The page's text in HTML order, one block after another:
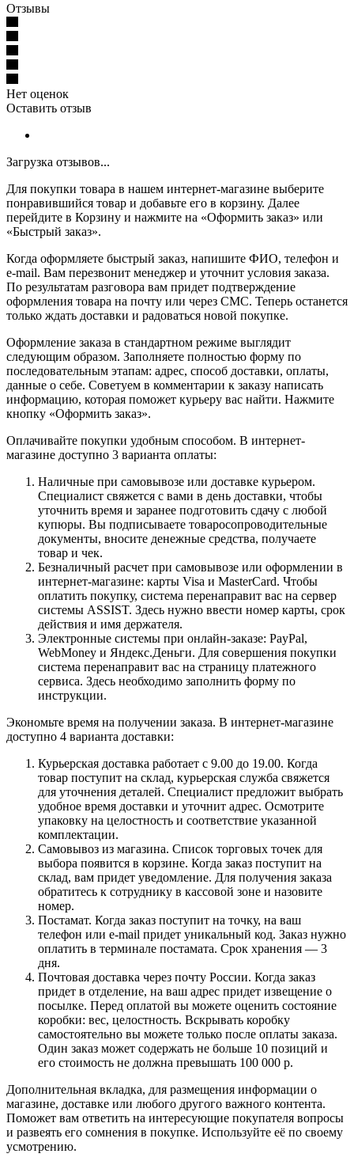
Отзывы
Нет оценок
Оставить отзыв
Загрузка отзывов...
Для покупки товара в нашем интернет-магазине выберите
понравившийся товар и добавьте его в корзину. Далее
перейдите в Корзину и нажмите на «Оформить заказ» или
«Быстрый заказ».
Когда оформляете быстрый заказ, напишите ФИО, телефон и
e-mail. Вам перезвонит менеджер и уточнит условия заказа.
По результатам разговора вам придет подтверждение
оформления товара на почту или через СМС. Теперь останется
только ждать доставки и радоваться новой покупке.
Оформление заказа в стандартном режиме выглядит
следующим образом. Заполняете полностью форму по
последовательным этапам: адрес, способ доставки, оплаты,
данные о себе. Советуем в комментарии к заказу написать
информацию, которая поможет курьеру вас найти. Нажмите
кнопку «Оформить заказ».
Оплачивайте покупки удобным способом. В интернет-
магазине доступно 3 варианта оплаты:
Наличные при самовывозе или доставке курьером.
Специалист свяжется с вами в день доставки, чтобы
уточнить время и заранее подготовить сдачу с любой
купюры. Вы подписываете товаросопроводительные
документы, вносите денежные средства, получаете
товар и чек.
Безналичный расчет при самовывозе или оформлении в
интернет-магазине: карты Visa и MasterCard. Чтобы
оплатить покупку, система перенаправит вас на сервер
системы ASSIST. Здесь нужно ввести номер карты, срок
действия и имя держателя.
Электронные системы при онлайн-заказе: PayPal,
WebMoney и Яндекс.Деньги. Для совершения покупки
система перенаправит вас на страницу платежного
сервиса. Здесь необходимо заполнить форму по
инструкции.
Экономьте время на получении заказа. В интернет-магазине
доступно 4 варианта доставки:
Курьерская доставка работает с 9.00 до 19.00. Когда
товар поступит на склад, курьерская служба свяжется
для уточнения деталей. Специалист предложит выбрать
удобное время доставки и уточнит адрес. Осмотрите
упаковку на целостность и соответствие указанной
комплектации.
Самовывоз из магазина. Список торговых точек для
выбора появится в корзине. Когда заказ поступит на
склад, вам придет уведомление. Для получения заказа
обратитесь к сотруднику в кассовой зоне и назовите
номер.
Постамат. Когда заказ поступит на точку, на ваш
телефон или e-mail придет уникальный код. Заказ нужно
оплатить в терминале постамата. Срок хранения — 3
дня.
Почтовая доставка через почту России. Когда заказ
придет в отделение, на ваш адрес придет извещение о
посылке. Перед оплатой вы можете оценить состояние
коробки: вес, целостность. Вскрывать коробку
самостоятельно вы можете только после оплаты заказа.
Один заказ может содержать не больше 10 позиций и
его стоимость не должна превышать 100 000 р.
Дополнительная вкладка, для размещения информации о
магазине, доставке или любого другого важного контента.
Поможет вам ответить на интересующие покупателя вопросы
и развеять его сомнения в покупке. Используйте её по своему
усмотрению.